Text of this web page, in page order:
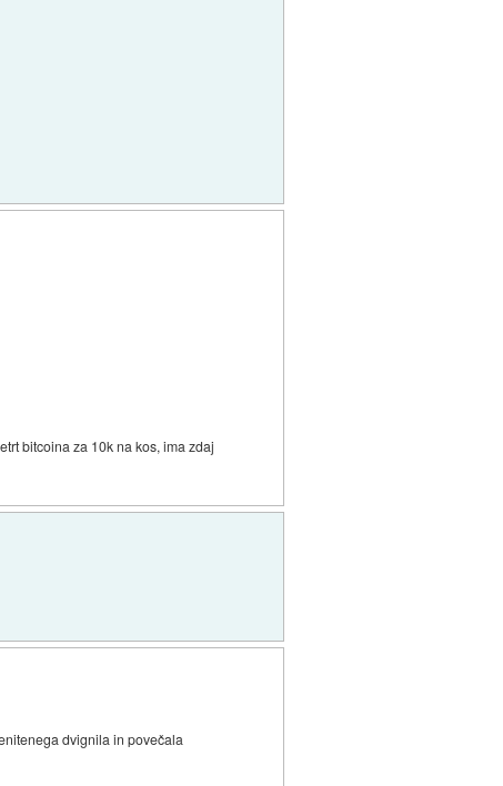
bitcoina za 10k na kos, ima zdaj
dvignila in povečala